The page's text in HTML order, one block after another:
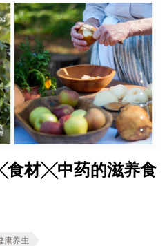
材╳中药的滋养食
康养生